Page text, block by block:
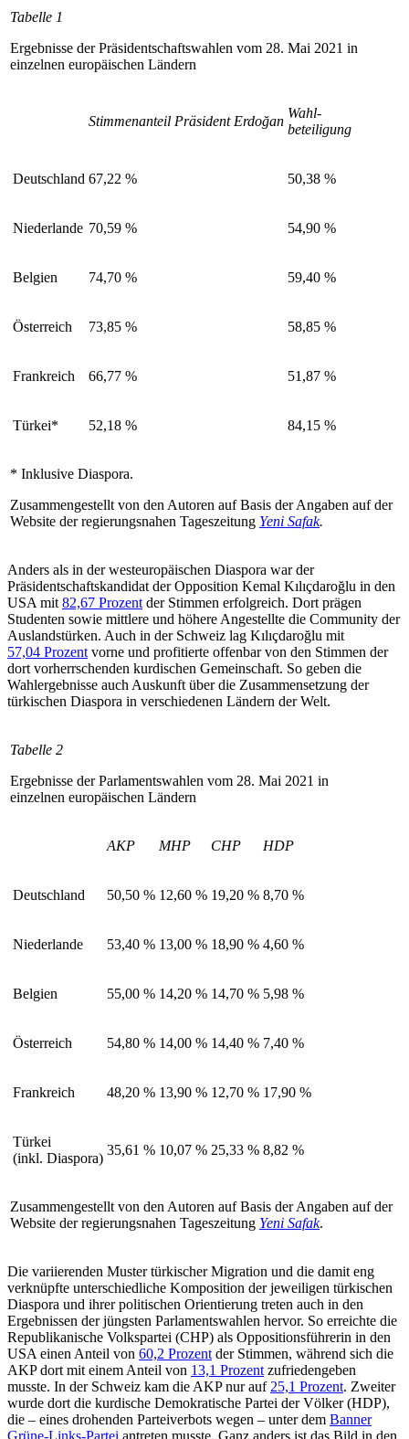
Tabelle 1
Ergebnisse der Präsidentschafts­wahlen vom 28. Mai 2021 in
einzelnen europäischen Ländern
Stimmenanteil Präsident Erdoğan
Wahl-
beteiligung
Deutschland 67,22 % 50,38 %
Niederlande 70,59 % 54,90 %
Belgien 74,70 % 59,40 %
Österreich 73,85 % 58,85 %
Frankreich 66,77 % 51,87 %
Türkei* 52,18 % 84,15 %
* Inklusive Diaspora.
Zusammengestellt von den Autoren auf Basis der Angaben auf der
Website der regierungsnahen Tageszeitung Yeni Safak.
Anders als in der westeuropäischen Dia­spora war der
Präsidentschaftskandidat der Opposition Kemal Kılıçdaroğlu in den
USA mit 82,67 Prozent der Stimmen erfolgreich. Dort prägen
Studenten sowie mittlere und höhere Angestellte die Community der
Auslandstürken. Auch in der Schweiz lag Kılıçdaroğlu mit
57,04 Prozent vorne und pro­fitierte offenbar von den Stimmen der
dort vorherrschenden kurdischen Gemeinschaft. So geben die
Wahlergebnisse auch Auskunft über die Zusammensetzung der
türkischen Diaspora in verschiedenen Ländern der Welt.
Tabelle 2
Ergebnisse der Parlamentswahlen vom 28. Mai 2021 in
einzelnen europäischen Ländern
AKP MHP CHP HDP
Deutschland 50,50 % 12,60 % 19,20 % 8,70 %
Niederlande 53,40 % 13,00 % 18,90 % 4,60 %
Belgien 55,00 % 14,20 % 14,70 % 5,98 %
Österreich 54,80 % 14,00 % 14,40 % 7,40 %
Frankreich 48,20 % 13,90 % 12,70 % 17,90 %
Türkei
(inkl. Diaspora)
35,61 % 10,07 % 25,33 % 8,82 %
Zusammengestellt von den Autoren auf Basis der Angaben auf der
Website der regierungsnahen Tageszeitung Yeni Safak.
Die variierenden Muster türkischer Migration und die damit eng
verknüpfte unterschiedliche Komposition der jeweiligen türkischen
Diaspora und ihrer poli­tischen Orientierung treten auch in den
Ergebnissen der jüngsten Parlamentswahlen hervor. So erreichte die
Republikanische Volkspartei (CHP) als Oppositionsführerin in den
USA einen Anteil von 60,2 Prozent der Stimmen, während sich die
AKP dort mit einem Anteil von 13,1 Prozent zu­friedengeben
musste. In der Schweiz kam die AKP nur auf 25,1 Prozent. Zweiter
wurde dort die kurdische Demokratische Partei der Völker (HDP),
die – eines dro­henden Parteiverbots wegen – unter dem Banner
Grüne-Links-Partei antreten musste. Ganz anders ist das Bild in den